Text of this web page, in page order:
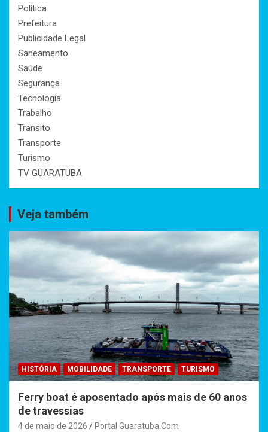
Política
Prefeitura
Publicidade Legal
Saneamento
Saúde
Segurança
Tecnologia
Trabalho
Transito
Transporte
Turismo
TV GUARATUBA
Veja também
HISTÓRIA MOBILIDADE TRANSPORTE TURISMO
Ferry boat é aposentado após mais de 60 anos
de travessias
4 de maio de 2026 Portal Guaratuba.Com